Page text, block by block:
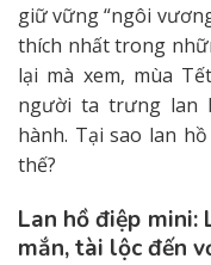
giữ vững “ngôi
thích nhất trong
lại mà xem, mùa
người ta trưng lan
hành. Tại sao lan
thế?
Lan hồ điệp mini:
mắn, tài lộc đến